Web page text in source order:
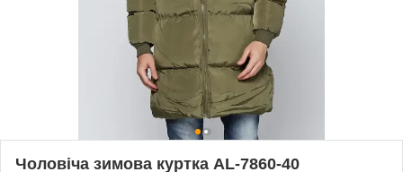
Чоловіча зимова куртка AL-7860-40